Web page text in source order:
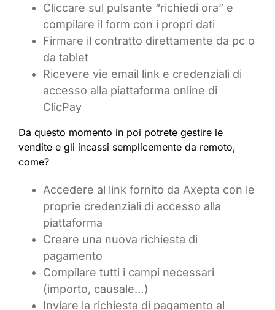
Cliccare sul pulsante “richiedi ora” e
compilare il form con i propri dati
Firmare il contratto direttamente da pc o
da tablet
Ricevere vie email link e credenziali di
accesso alla piattaforma online di
ClicPay
Da questo momento in poi potrete gestire le
vendite e gli incassi semplicemente da remoto,
come?
Accedere al link fornito da Axepta con le
proprie credenziali di accesso alla
piattaforma
Creare una nuova richiesta di
pagamento
Compilare tutti i campi necessari
(importo, causale…)
Inviare la richiesta di pagamento al